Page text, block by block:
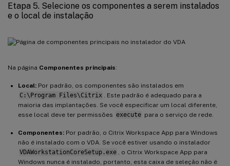
Etapa 5. Selecione os componentes a serem instalados
e o local de instalação
Na página Componentes principais:
Local: Por padrão, os componentes são instalados em
C:\Program Files\Citrix
. Este padrão é adequado para a
maioria das implantações. Se você especificar um local diferente,
esse local deve ter permissões execute para o serviço de rede.
Componentes: Por padrão, o Citrix Workspace App para Windows
não é instalado com o VDA. Se você estiver usando o instalador
VDAWorkstationCoreSetup.exe
, o Citrix Workspace App para
Windows nunca é instalado, portanto, esta caixa de seleção não é